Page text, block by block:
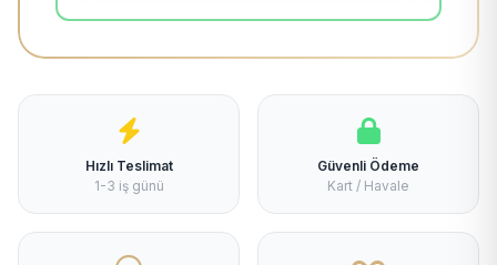
Hızlı Teslimat
1-3 iş günü
Güvenli Ödeme
Kart / Havale